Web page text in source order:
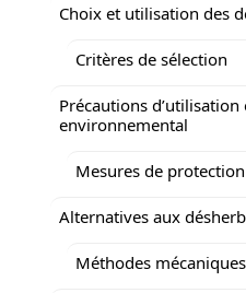
Choix et utilisation des
Critères de sélection
Précautions
environnemental
Mesures de
Alternatives aux
Méthodes